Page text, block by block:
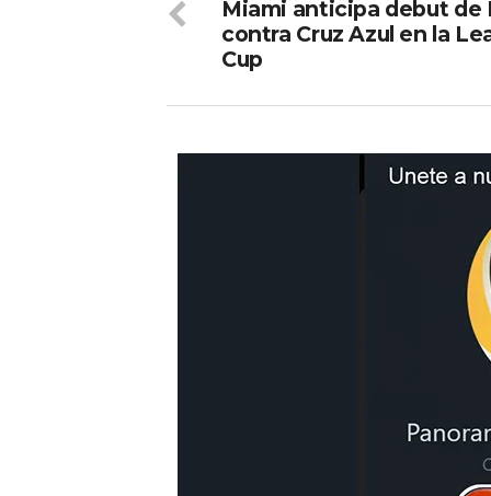
Miami anticipa debut de
contra Cruz Azul en la
Cup